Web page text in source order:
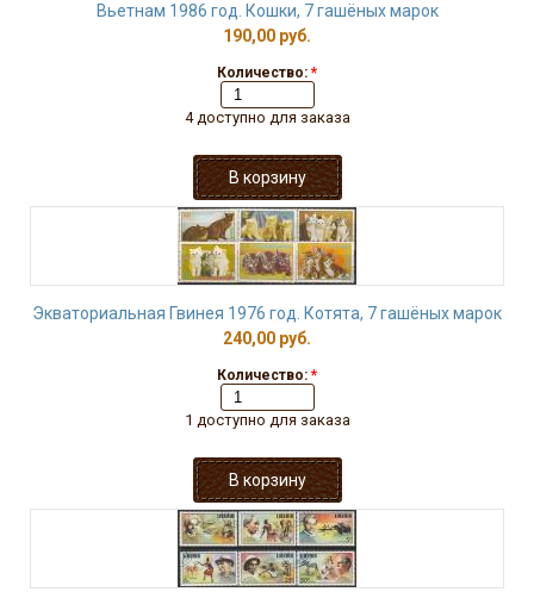
Вьетнам 1986 год. Кошки, 7 гашёных марок
190,00 руб.
Количество: *
4 доступно для заказа
Экваториальная Гвинея 1976 год. Котята, 7 гашёных марок
240,00 руб.
Количество: *
1 доступно для заказа